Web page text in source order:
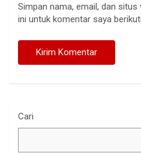
Simpan nama, email, dan
ini untuk komentar saya
Cari